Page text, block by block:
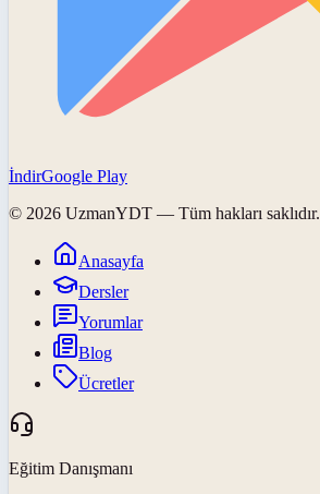
İndirGoogle Play
© 2026 UzmanYDT — Tüm hakları saklıdır.
Anasayfa
Dersler
Yorumlar
Blog
Ücretler
Eğitim Danışmanı